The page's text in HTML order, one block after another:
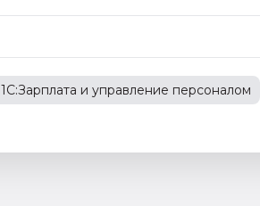
1С:Зарплата и управление персоналом